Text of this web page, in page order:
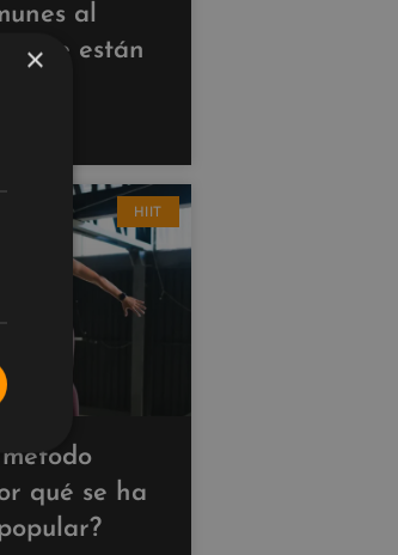
al
que están
HIIT
qué se ha
×